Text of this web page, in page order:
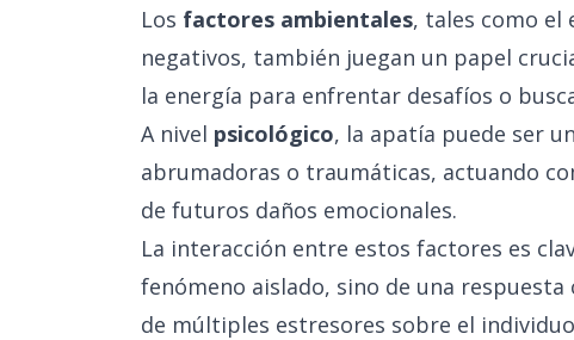
Los factores ambientales, tales como el
negativos, también juegan un papel
la energía para enfrentar desafíos o
A nivel psicológico, la apatía puede ser
abrumadoras o traumáticas, actuando
de futuros daños emocionales.
La interacción entre estos factores es
fenómeno aislado, sino de una
de múltiples estresores sobre el